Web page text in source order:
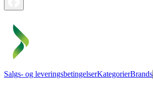
Salgs- og leveringsbetingelserKategorierBrands